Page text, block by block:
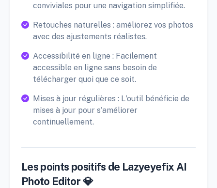
conviviales pour une navigation simplifiée.
Retouches naturelles : améliorez vos photos
avec des ajustements réalistes.
Accessibilité en ligne : Facilement
accessible en ligne sans besoin de
télécharger quoi que ce soit.
Mises à jour régulières : L'outil bénéficie de
mises à jour pour s'améliorer
continuellement.
Les points positifs de Lazyeyefix AI
Photo Editor 💎